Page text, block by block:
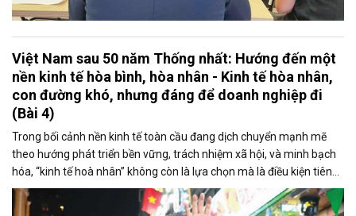
Việt Nam sau 50 năm Thống nhất: Hướng đến một
nền kinh tế hòa bình, hòa nhân - Kinh tế hòa nhân,
con đường khó, nhưng đáng để doanh nghiệp đi
(Bài 4)
Trong bối cảnh nền kinh tế toàn cầu đang dịch chuyển mạnh mẽ
theo hướng phát triển bền vững, trách nhiệm xã hội, và minh bạch
hóa, “kinh tế hoà nhân” không còn là lựa chọn mà là điều kiện tiên
quyết. Tăng trưởng ngày nay không đơn thuần là “tăng tốc”, mà là
“chọn lọc” - chọn những giá trị thực sự bền vững và nhân văn để